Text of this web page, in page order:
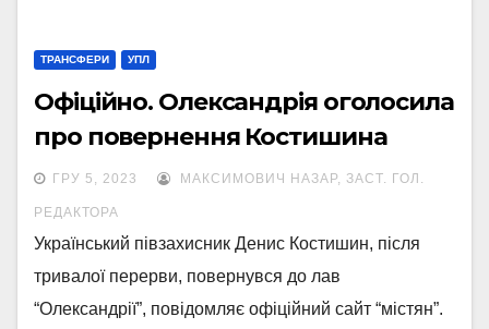
ТРАНСФЕРИ УПЛ
Офіційно. Олександрія оголосила
про повернення Костишина
ГРУ 5, 2023 МАКСИМОВИЧ НАЗАР, ЗАСТ. ГОЛ.
РЕДАКТОРА
Український півзахисник Денис Костишин, після
тривалої перерви, повернувся до лав
“Олександрії”, повідомляє офіційний сайт “містян”.